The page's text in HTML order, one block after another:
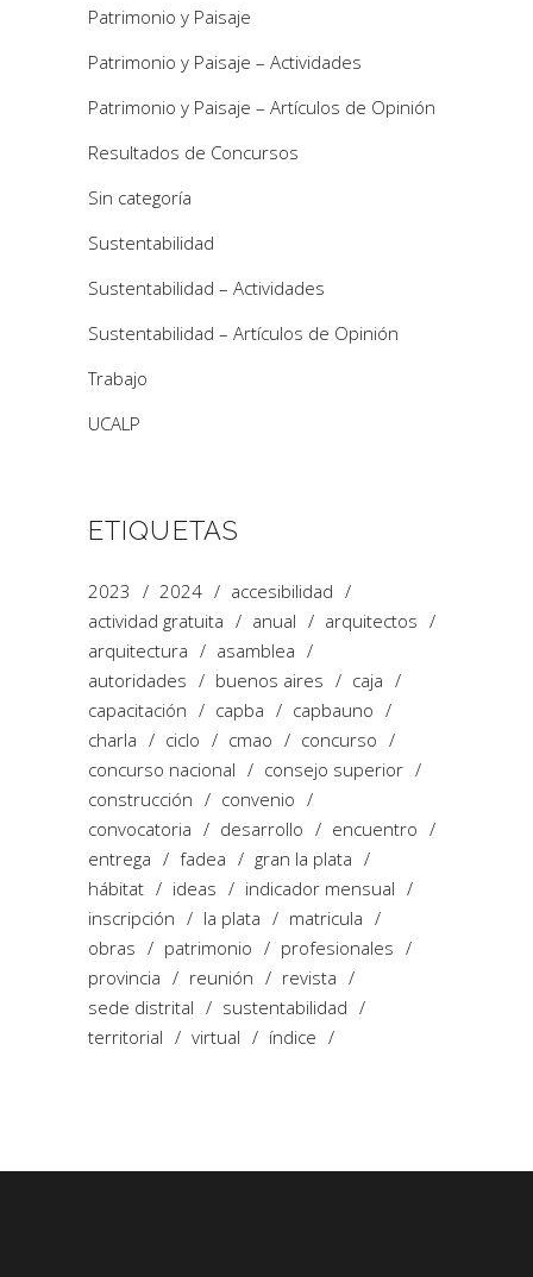
Patrimonio y Paisaje
Patrimonio y Paisaje – Actividades
Patrimonio y Paisaje – Artículos de Opinión
Resultados de Concursos
Sin categoría
Sustentabilidad
Sustentabilidad – Actividades
Sustentabilidad – Artículos de Opinión
Trabajo
UCALP
ETIQUETAS
2023 2024
accesibilidad
actividad gratuita
anual
arquitectos
arquitectura
asamblea
autoridades
buenos aires
caja
capacitación
capba
capbauno
charla
ciclo cmao
concurso
concurso nacional
consejo superior
construcción
convenio
convocatoria
desarrollo
encuentro
entrega
fadea
gran la plata
hábitat
ideas
indicador mensual
inscripción
la plata
matricula
obras
patrimonio
profesionales
provincia
reunión
revista
sede distrital
sustentabilidad
territorial
virtual índice